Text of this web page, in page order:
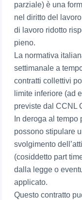
parziale) è una
nel diritto del
di lavoro ridotto
pieno.
La normativa
settimanale a
contratti collettivi
limite inferiore (ad
previste dal CCNL
In deroga al
possono stipulare
svolgimento
(cosiddetto part
dalla legge o
applicato.
Questo contratto